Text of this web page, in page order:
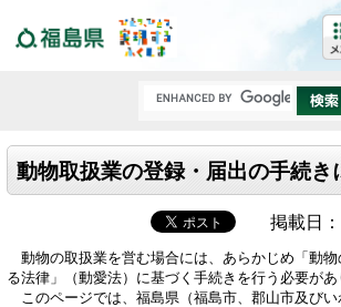
動物取扱業の登録・届出の手続き
掲載日：
動物の取扱業を営む場合には、あらかじめ「動物
る法律」（動愛法）に基づく手続きを行う必要があ
このページでは、福島県（福島市、郡山市及び